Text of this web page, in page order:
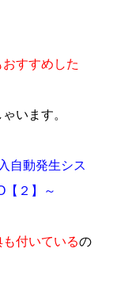
おすすめした
います。
自動発生シス
２】～
付いているの